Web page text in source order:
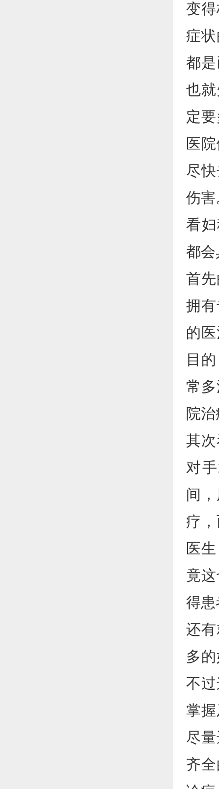
变
症
都
也
定
医
尽
伤害
看
都会
首
拥
的
目
常
院治
其
对
间
疗
医
竟
得患
还
多
不
掌
尽
齐